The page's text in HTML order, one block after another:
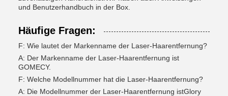
und Benutzerhandbuch in der Box.
Häufige Fragen:
F: Wie lautet der Markenname der Laser-Haarentfernung?
A: Der Markenname der Laser-Haarentfernung ist
GOMECY.
F: Welche Modellnummer hat die Laser-Haarentfernung?
A: Die Modellnummer der Laser-Haarentfernung istGlory